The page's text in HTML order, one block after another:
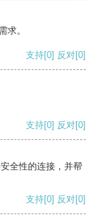
求。
支持[0] 反对[0]
支持[0] 反对[0]
全性的连接，并帮
支持[0] 反对[0]